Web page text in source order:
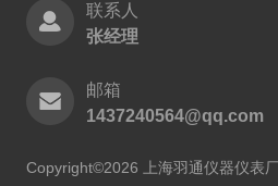
联系人
张经理
邮箱
1437240564@qq.com
Copyright©2026 上海羽通仪器仪表